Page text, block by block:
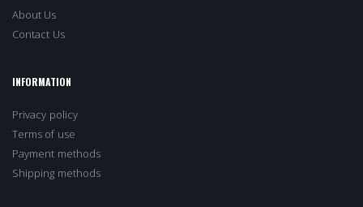
About Us
Contact Us
INFORMATION
Privacy policy
Terms of use
Payment methods
Shipping methods